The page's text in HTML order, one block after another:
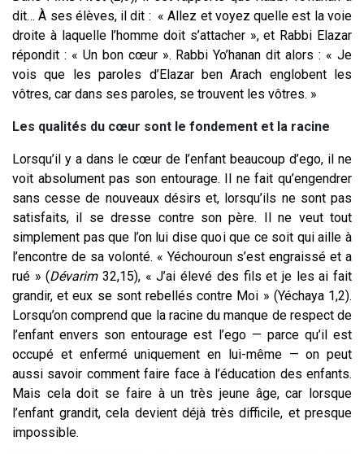
dit… À ses élèves, il dit : « Allez et voyez quelle est la voie
droite à laquelle l’homme doit s’attacher », et Rabbi Elazar
répondit : « Un bon cœur ». Rabbi Yo’hanan dit alors : « Je
vois que les paroles d’Elazar ben Arach englobent les
vôtres, car dans ses paroles, se trouvent les vôtres. »
Les qualités du cœur sont le fondement et la racine
Lorsqu’il y a dans le cœur de l’enfant beaucoup d’ego, il ne
voit absolument pas son entourage. Il ne fait qu’engendrer
sans cesse de nouveaux désirs et, lorsqu’ils ne sont pas
satisfaits, il se dresse contre son père. Il ne veut tout
simplement pas que l’on lui dise quoi que ce soit qui aille à
l’encontre de sa volonté. « Yéchouroun s’est engraissé et a
rué » (Dévarim32,15), « J’ai élevé des fils et je les ai fait
grandir, et eux se sont rebellés contre Moi » (Yéchaya 1,2).
Lorsqu’on comprend que la racine du manque de respect de
l’enfant envers son entourage est l’ego — parce qu’il est
occupé et enfermé uniquement en lui-même — on peut
aussi savoir comment faire face à l’éducation des enfants.
Mais cela doit se faire à un très jeune âge, car lorsque
l’enfant grandit, cela devient déjà très difficile, et presque
impossible.